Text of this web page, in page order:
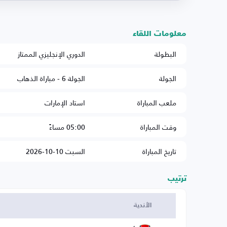
معلومات اللقاء
البطولة
الدوري الإنجليزي الممتاز
الجولة
الجولة 6 - مباراة الذهاب
ملعب المباراة
استاد الإمارات
وقت المباراة
05:00 مساءً
تاريخ المباراة
السبت 10-10-2026
ترتيب
الأندية